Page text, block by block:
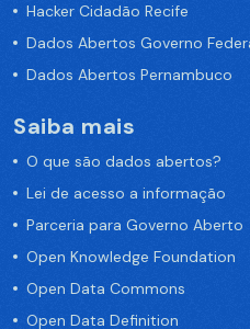
Hacker Cidadão Recife
Dados Abertos Governo
Dados Abertos Pernambuco
Saiba mais
O que são dados abertos?
Lei de acesso a informação
Parceria para Governo Aberto
Open Knowledge Foundation
Open Data Commons
Open Data Definition